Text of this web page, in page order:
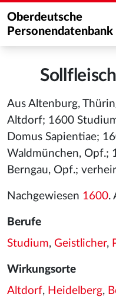
Oberdeutsche
Personendatenbank
Aus Altenburg,
Altdorf; 1600
Domus Sapientiae;
Waldmünchen, Opf.;
Berngau, Opf.;
Nachgewiesen 1600.
Berufe
Studium, Geistlicher,
Wirkungsorte
Altdorf, Heidelberg,